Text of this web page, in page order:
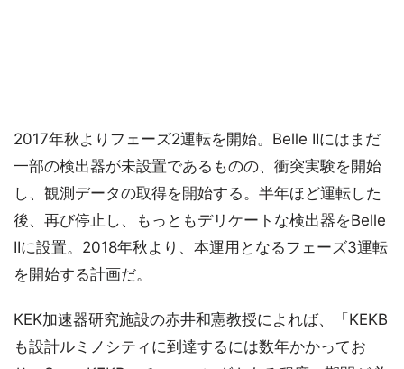
2017年秋よりフェーズ2運転を開始。Belle IIにはまだ
一部の検出器が未設置であるものの、衝突実験を開始
し、観測データの取得を開始する。半年ほど運転した
後、再び停止し、もっともデリケートな検出器をBelle
IIに設置。2018年秋より、本運用となるフェーズ3運転
を開始する計画だ。
KEK加速器研究施設の赤井和憲教授によれば、「KEKB
も設計ルミノシティに到達するには数年かかってお